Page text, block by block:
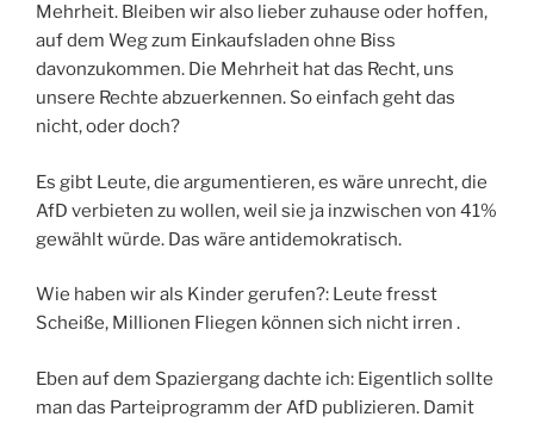
Mehrheit. Bleiben wir also lieber zuhause oder hoffen,
auf dem Weg zum Einkaufsladen ohne Biss
davonzukommen. Die Mehrheit hat das Recht, uns
unsere Rechte abzuerkennen. So einfach geht das
nicht, oder doch?
Es gibt Leute, die argumentieren, es wäre unrecht, die
AfD verbieten zu wollen, weil sie ja inzwischen von 41%
gewählt würde. Das wäre antidemokratisch.
Wie haben wir als Kinder gerufen?: Leute fresst
Scheiße, Millionen Fliegen können sich nicht irren .
Eben auf dem Spaziergang dachte ich: Eigentlich sollte
man das Parteiprogramm der AfD publizieren. Damit